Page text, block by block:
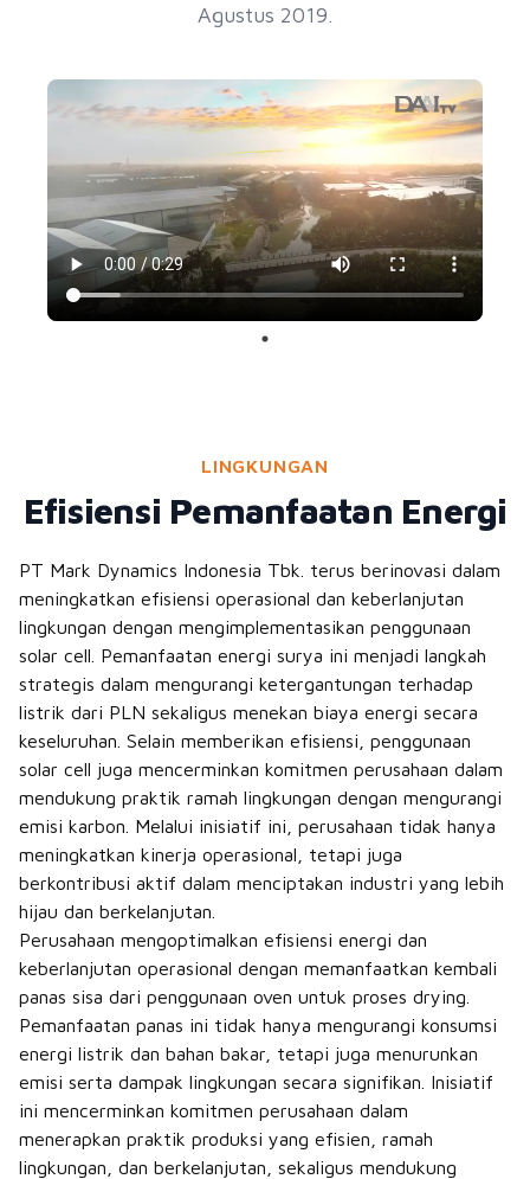
Agustus 2019.
LINGKUNGAN
Efisiensi Pemanfaatan Energi
PT Mark Dynamics Indonesia Tbk. terus berinovasi dalam
meningkatkan efisiensi operasional dan keberlanjutan
lingkungan dengan mengimplementasikan penggunaan
solar cell. Pemanfaatan energi surya ini menjadi langkah
strategis dalam mengurangi ketergantungan terhadap
listrik dari PLN sekaligus menekan biaya energi secara
keseluruhan. Selain memberikan efisiensi, penggunaan
solar cell juga mencerminkan komitmen perusahaan dalam
mendukung praktik ramah lingkungan dengan mengurangi
emisi karbon. Melalui inisiatif ini, perusahaan tidak hanya
meningkatkan kinerja operasional, tetapi juga
berkontribusi aktif dalam menciptakan industri yang lebih
hijau dan berkelanjutan.
Perusahaan mengoptimalkan efisiensi energi dan
keberlanjutan operasional dengan memanfaatkan kembali
panas sisa dari penggunaan oven untuk proses drying.
Pemanfaatan panas ini tidak hanya mengurangi konsumsi
energi listrik dan bahan bakar, tetapi juga menurunkan
emisi serta dampak lingkungan secara signifikan. Inisiatif
ini mencerminkan komitmen perusahaan dalam
menerapkan praktik produksi yang efisien, ramah
lingkungan, dan berkelanjutan, sekaligus mendukung